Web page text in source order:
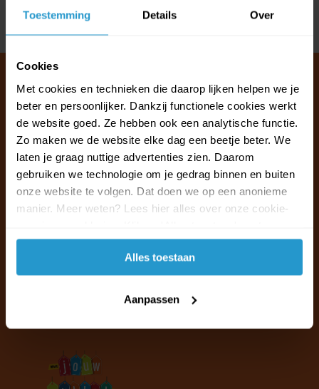
Toestemming Details Over
Cookies
Met cookies en technieken die daarop lijken helpen we je
beter en persoonlijker. Dankzij functionele cookies werkt
de website goed. Ze hebben ook een analytische functie.
Zo maken we de website elke dag een beetje beter. We
laten je graag nuttige advertenties zien. Daarom
gebruiken we technologie om je gedrag binnen en buiten
onze website te volgen. Dat doen we op een anonieme
manier. Meer weten? Lees hier alles over onze cookie-
accepteren.
Alles toestaan
Aanpassen
Klantenservice & FAQ
Wij staan voor u klaar.
Ma t/m vr van 09:30 - 16:00 telefonisch
+31 (0)13 785 62 41
Naar de klantenservice & FAQ